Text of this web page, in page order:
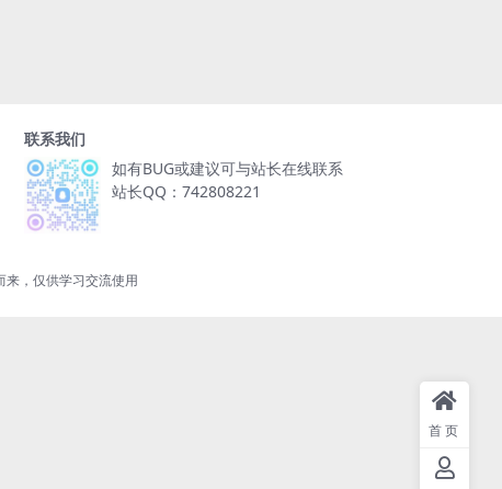
联系我们
如有BUG或建议可与站长在线联系
站长QQ：742808221
，仅供学习交流使用
首页